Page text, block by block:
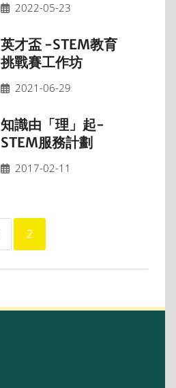
2022-05-23
英才盃 -STEM教育
挑戰賽工作坊
2021-06-29
知識由「理」起-
STEM服務計劃
2017-02-11
2